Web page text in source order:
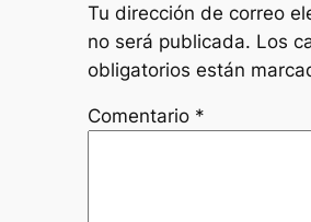
Tu dirección de correo
no será publicada. Los
obligatorios están
Comentario *